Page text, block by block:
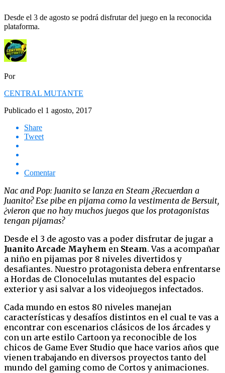
Desde el 3 de agosto se podrá disfrutar del juego en la reconocida
plataforma.
Por
CENTRAL MUTANTE
Publicado el 1 agosto, 2017
Share
Tweet
Comentar
Nac and Pop: Juanito se lanza en Steam ¿Recuerdan a
Juanito? Ese pibe en pijama como la vestimenta de Bersuit,
¿vieron que no hay muchos juegos que los protagonistas
tengan pijamas?
Desde el 3 de agosto vas a poder disfrutar de jugar a
Juanito Arcade Mayhem en Steam. Vas a acompañar
a niño en pijamas por 8 niveles divertidos y
desafiantes. Nuestro protagonista debera enfrentarse
a Hordas de Clonocelulas mutantes del espacio
exterior y asi salvar a los videojuegos infectados.
Cada mundo en estos 80 niveles manejan
características y desafíos distintos en el cual te vas a
encontrar con escenarios clásicos de los árcades y
con un arte estilo Cartoon ya reconocible de los
chicos de Game Ever Studio que hace varios años que
vienen trabajando en diversos proyectos tanto del
mundo del gaming como de Cortos y animaciones.